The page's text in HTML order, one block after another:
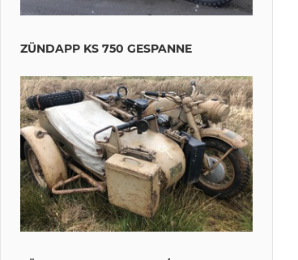
ZÜNDAPP KS 750 GESPANNE